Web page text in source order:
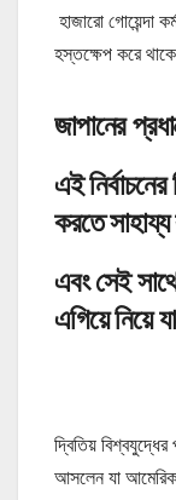
হাজারো গোয়েন্দা
হস্তক্ষেপ করে
জাপানের
এই
করতে
এবং সেই
এগিয়ে নিয়ে
দ্বিতিয়
আসলেন যা